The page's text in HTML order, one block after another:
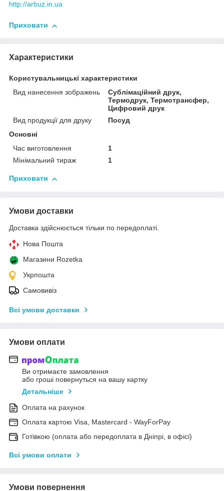
http://arbuz.in.ua
Приховати
Характеристики
Користувальницькі характеристики
Вид нанесення зображень
Сублімаційний друк,
Термодрук, Термотрансфер,
Цифровий друк
Вид продукції для друку
Посуд
Основні
Час виготовлення
1
Мінімальний тираж
1
Приховати
Умови доставки
Доставка здійснюється тільки по передоплаті.
Нова Пошта
Магазини Rozetka
Укрпошта
Самовивіз
Всі умови доставки
Умови оплати
Ви отримаєте замовлення
або гроші повернуться на вашу картку
Детальніше
Оплата на рахунок
Оплата картою Visa, Mastercard - WayForPay
Готівкою (оплата або передоплата в Дніпрі, в офісі)
Всі умови оплати
Умови повернення